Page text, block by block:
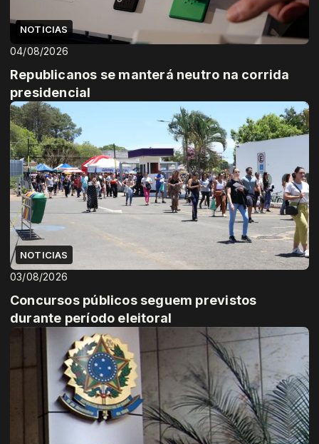
NOTICIAS
04/08/2026
Republicanos se manterá neutro na corrida
presidencial
NOTICIAS
03/08/2026
Concursos públicos seguem previstos
durante período eleitoral